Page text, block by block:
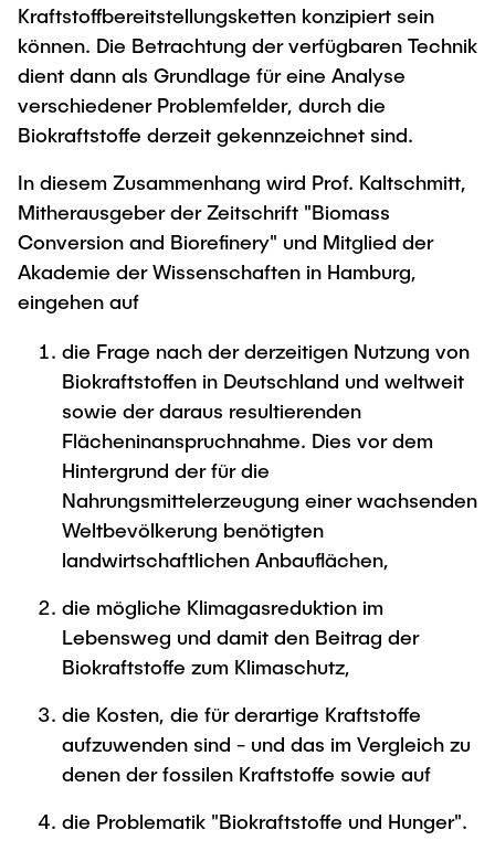
Kraftstoffbereitstellungsketten konzipiert sein
können. Die Betrachtung der verfügbaren Technik
dient dann als Grundlage für eine Analyse
verschiedener Problemfelder, durch die
Biokraftstoffe derzeit gekennzeichnet sind.
In diesem Zusammenhang wird Prof. Kaltschmitt,
Mitherausgeber der Zeitschrift "Biomass
Conversion and Biorefinery" und Mitglied der
Akademie der Wissenschaften in Hamburg,
eingehen auf
die Frage nach der derzeitigen Nutzung von
Biokraftstoffen in Deutschland und weltweit
sowie der daraus resultierenden
Flächeninanspruchnahme. Dies vor dem
Hintergrund der für die
Nahrungsmittelerzeugung einer wachsenden
Weltbevölkerung benötigten
landwirtschaftlichen Anbauflächen,
die mögliche Klimagasreduktion im
Lebensweg und damit den Beitrag der
Biokraftstoffe zum Klimaschutz,
die Kosten, die für derartige Kraftstoffe
aufzuwenden sind - und das im Vergleich zu
denen der fossilen Kraftstoffe sowie auf
die Problematik "Biokraftstoffe und Hunger".